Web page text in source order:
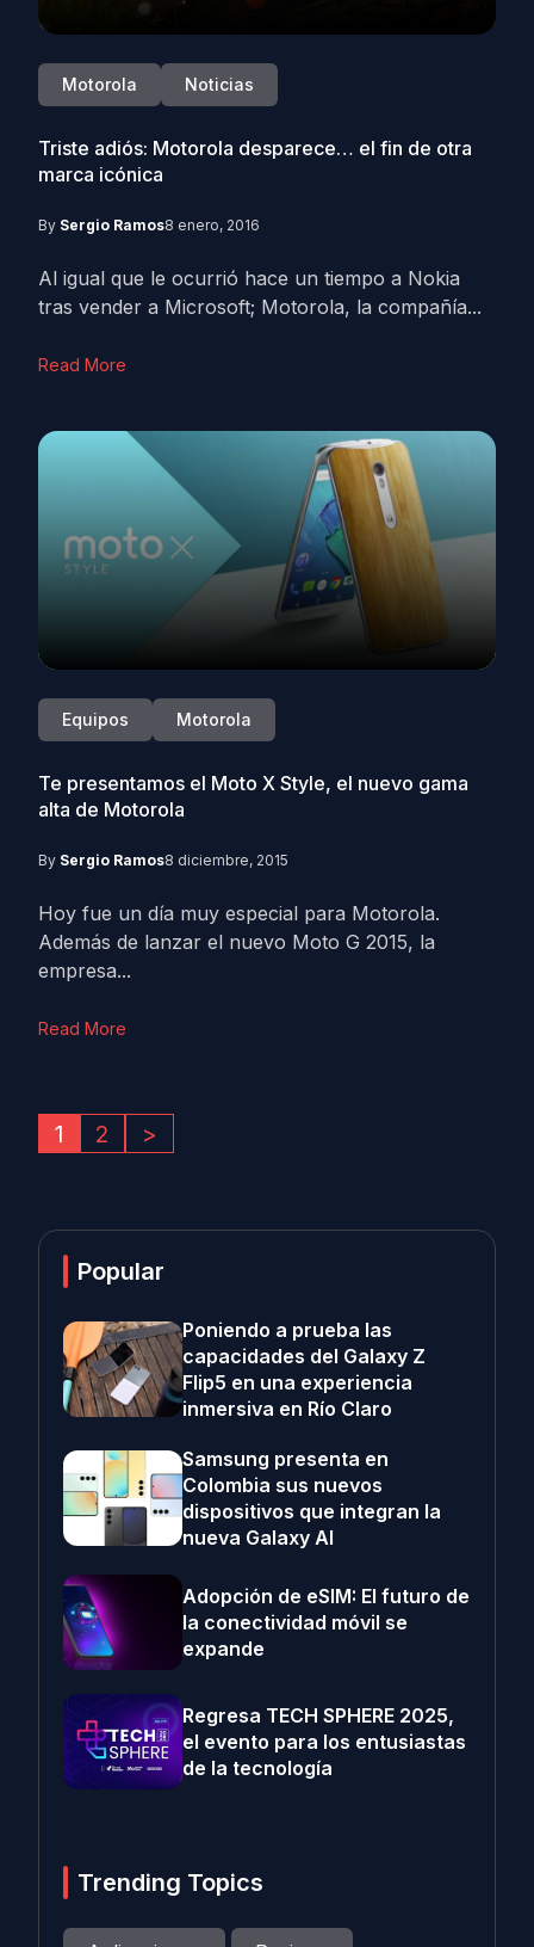
Motorola Noticias
Triste adiós: Motorola desparece… el fin de otra
marca icónica
By Sergio Ramos8 enero, 2016
Al igual que le ocurrió hace un tiempo a Nokia
tras vender a Microsoft; Motorola, la compañía...
Read More
Equipos Motorola
Te presentamos el Moto X Style, el nuevo gama
alta de Motorola
By Sergio Ramos8 diciembre, 2015
Hoy fue un día muy especial para Motorola.
Además de lanzar el nuevo Moto G 2015, la
empresa...
Read More
1 2 >
Popular
Poniendo a prueba las
capacidades del Galaxy Z
Flip5 en una experiencia
inmersiva en Río Claro
Samsung presenta en
Colombia sus nuevos
dispositivos que integran la
nueva Galaxy AI
Adopción de eSIM: El futuro de
la conectividad móvil se
expande
Regresa TECH SPHERE 2025,
el evento para los entusiastas
de la tecnología
Trending Topics